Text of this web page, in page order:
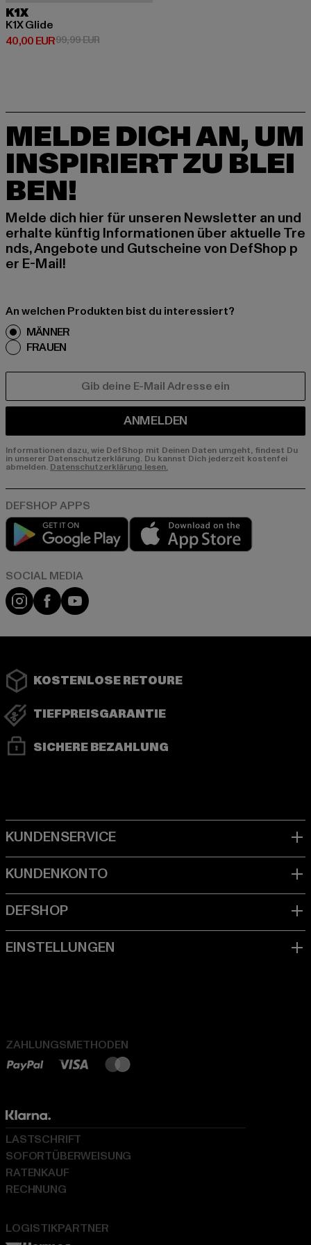
K1X
K1X Glide
40,00 EUR
Derzeitiger Preis: 40,00 EUR
99,99 EURAktionspreis: 99,99 EUR
MELDE DICH AN, UM
INSPIRIERT ZU BLEI
BEN!
Melde dich hier für unseren Newsletter an und
erhalte künftig Informationen über aktuelle Tre
nds, Angebote und Gutscheine von DefShop p
er E-Mail!
An welchen Produkten bist du interessiert?
MÄNNER
FRAUEN
ANMELDEN
Informationen dazu, wie DefShop mit Deinen Daten umgeht, findest Du
in unserer Datenschutzerklärung. Du kannst Dich jederzeit kostenfei
abmelden. Datenschutzerklärung lesen.
Play market
Instagram
FacebookYouTube
KOSTENLOSE RETOURE
TIEFPREISGARANTIE
SICHERE BEZAHLUNG
ZAHLUNGSMETHODEN
LOGISTIKPARTNER
LASTSCHRIFT
SOFORTÜBERWEISUNG
RATENKAUF
RECHNUNG